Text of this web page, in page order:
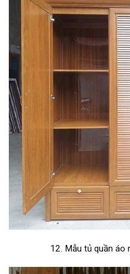
12. Mẫu tủ quần áo